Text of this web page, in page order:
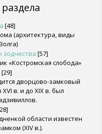
[48]
(архитектура, виды
зодчества [57]
«Костромская слобода»
[29]
дворцово-замковый
в. и до XIX в. был
области известен
(XIV в.).